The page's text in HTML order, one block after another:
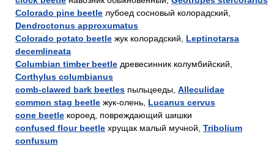
Colorado pine beetle лубоед сосновый колорадский,
Dendroctonus approxumatus
Colorado potato beetle жук колорадский, Leptinotarsa
decemlineata
Columbian timber beetle древесинник колумбийский,
Corthylus columbianus
comb-clawed bark beetles пыльцееды, Alleculidae
common stag beetle жук-олень, Lucanus cervus
cone beetle короед, повреждающий шишки
confused flour beetle хрущак малый мучной, Tribolium
confusum